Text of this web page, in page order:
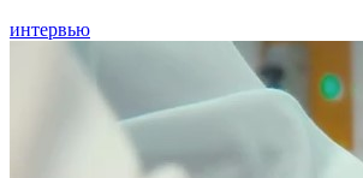
интервью